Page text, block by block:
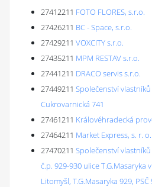
27412211 FOTO FLORES, s.r.o.
27426211 BC - Space, s.r.o.
27429211 VOXCITY s.r.o.
27435211 MPM RESTAV s.r.o.
27441211 DRACO servis s.r.o.
27449211 Společenství
Cukrovarnická 741
27461211 Královéhradecká
27464211 Market Express, s. r. o.
27470211 Společenství
č.p. 929-930 ulice T.G.Masaryka
Litomyšl, T.G.Masaryka 929, PSČ